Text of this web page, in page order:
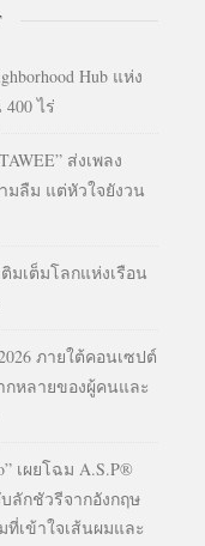
Hub แห่ง
ไร่
ส่งเพลง
มลืม แต่หัวใจยังวน
มเต็มโลกแห่งเรือน
ภายใต้คอนเซปต์
กหลายของผู้คนและ
เผยโฉม A.S.P®
ลักชัวรีจากอังกฤษ
เข้าใจเส้นผมและ